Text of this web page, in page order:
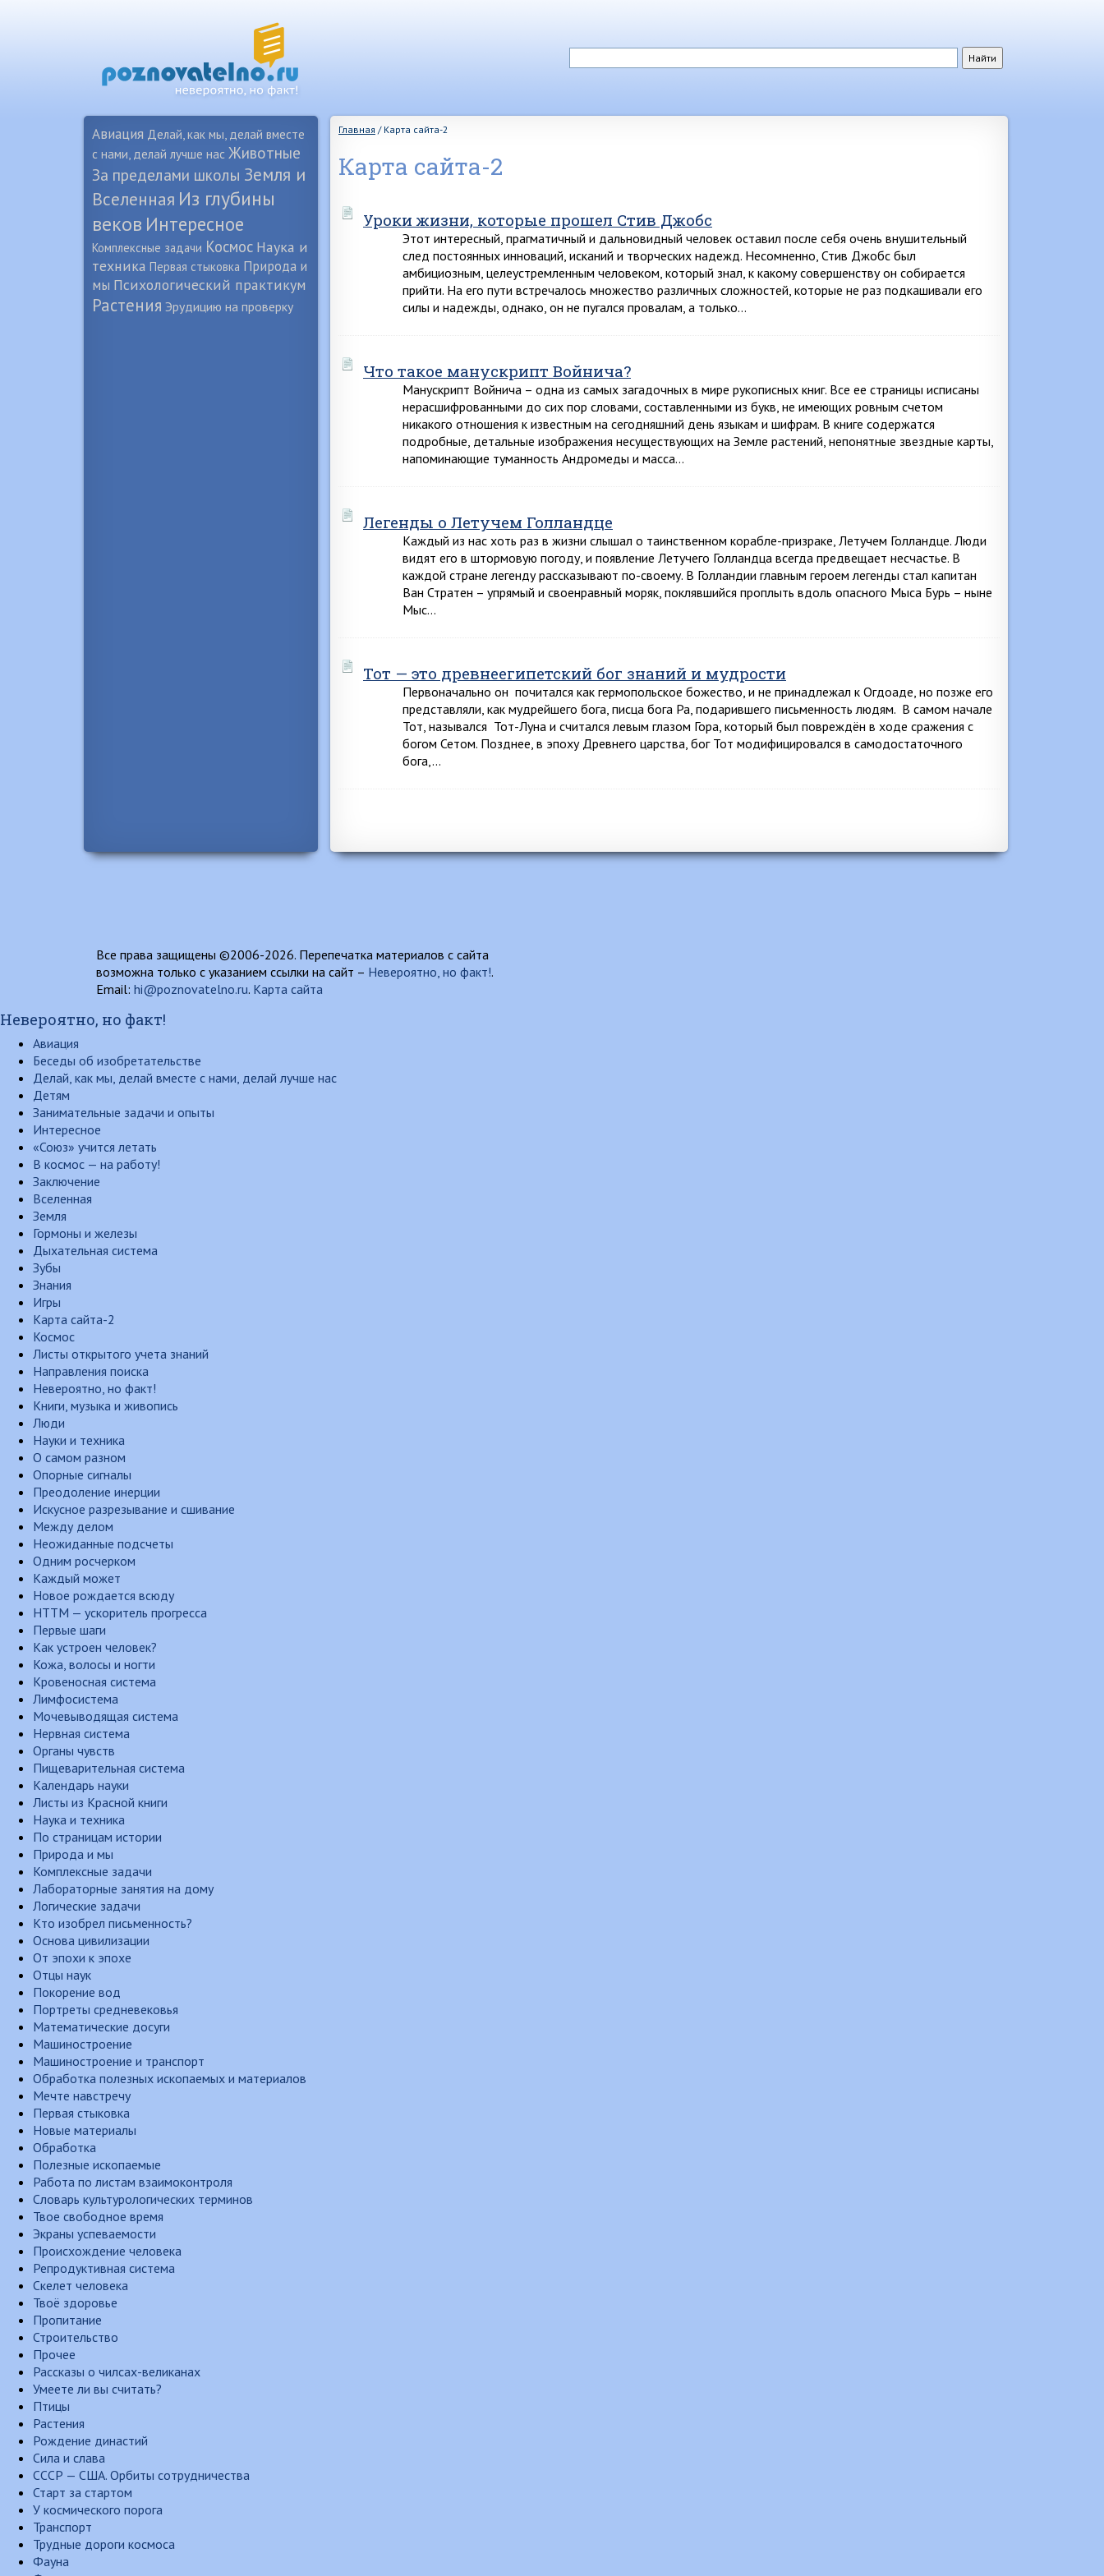
Авиация Делай, как мы, делай вместе
с нами, делай лучше нас Животные
За пределами школы Земля и
Вселенная Из глубины
веков Интересное
Комплексные задачи Космос Наука и
техника Первая стыковка Природа и
мы Психологический практикум
Растения Эрудицию на проверку
Главная / Карта сайта-2
Карта сайта-2
Уроки жизни, которые прошел Стив Джобс
Этот интересный, прагматичный и дальновидный человек оставил после себя очень внушительный
след постоянных инноваций, исканий и творческих надежд. Несомненно, Стив Джобс был
амбициозным, целеустремленным человеком, который знал, к какому совершенству он собирается
прийти. На его пути встречалось множество различных сложностей, которые не раз подкашивали его
силы и надежды, однако, он не пугался провалам, а только…
Что такое манускрипт Войнича?
Манускрипт Войнича – одна из самых загадочных в мире рукописных книг. Все ее страницы исписаны
нерасшифрованными до сих пор словами, составленными из букв, не имеющих ровным счетом
никакого отношения к известным на сегодняшний день языкам и шифрам. В книге содержатся
подробные, детальные изображения несуществующих на Земле растений, непонятные звездные карты,
напоминающие туманность Андромеды и масса…
Легенды о Летучем Голландце
Каждый из нас хоть раз в жизни слышал о таинственном корабле-призраке, Летучем Голландце. Люди
видят его в штормовую погоду, и появление Летучего Голландца всегда предвещает несчастье. В
каждой стране легенду рассказывают по-своему. В Голландии главным героем легенды стал капитан
Ван Стратен – упрямый и своенравный моряк, поклявшийся проплыть вдоль опасного Мыса Бурь – ныне
Мыс…
Тот — это древнеегипетский бог знаний и мудрости
Первоначально он почитался как гермопольское божество, и не принадлежал к Огдоаде, но позже его
представляли, как мудрейшего бога, писца бога Ра, подарившего письменность людям. В самом начале
Тот, назывался Тот-Луна и считался левым глазом Гора, который был повреждён в ходе сражения с
богом Сетом. Позднее, в эпоху Древнего царства, бог Тот модифицировался в самодостаточного
бога,…
Все права защищены ©2006-2026. Перепечатка материалов с сайта
возможна только с указанием ссылки на сайт – Невероятно, но факт!.
Email: hi@poznovatelno.ru. Карта сайта
Невероятно, но факт!
Авиация
Беседы об изобретательстве
Делай, как мы, делай вместе с нами, делай лучше нас
Детям
Занимательные задачи и опыты
Интересное
«Союз» учится летать
В космос — на работу!
Заключение
Вселенная
Земля
Гормоны и железы
Дыхательная система
Зубы
Знания
Игры
Карта сайта-2
Космос
Листы открытого учета знаний
Направления поиска
Невероятно, но факт!
Книги, музыка и живопись
Люди
Науки и техника
О самом разном
Опорные сигналы
Преодоление инерции
Искусное разрезывание и сшивание
Между делом
Неожиданные подсчеты
Одним росчерком
Каждый может
Новое рождается всюду
НТТМ — ускоритель прогресса
Первые шаги
Как устроен человек?
Кожа, волосы и ногти
Кровеносная система
Лимфосистема
Мочевыводящая система
Нервная система
Органы чувств
Пищеварительная система
Календарь науки
Листы из Красной книги
Наука и техника
По страницам истории
Природа и мы
Комплексные задачи
Лабораторные занятия на дому
Логические задачи
Кто изобрел письменность?
Основа цивилизации
От эпохи к эпохе
Отцы наук
Покорение вод
Портреты средневековья
Математические досуги
Машиностроение
Машиностроение и транспорт
Обработка полезных ископаемых и материалов
Мечте навстречу
Первая стыковка
Новые материалы
Обработка
Полезные ископаемые
Работа по листам взаимоконтроля
Словарь культурологических терминов
Твое свободное время
Экраны успеваемости
Происхождение человека
Репродуктивная система
Скелет человека
Твоё здоровье
Пропитание
Строительство
Прочее
Рассказы о чилсах-великанах
Умеете ли вы считать?
Птицы
Растения
Рождение династий
Сила и слава
СССР — США. Орбиты сотрудничества
Старт за стартом
У космического порога
Транспорт
Трудные дороги космоса
Фауна